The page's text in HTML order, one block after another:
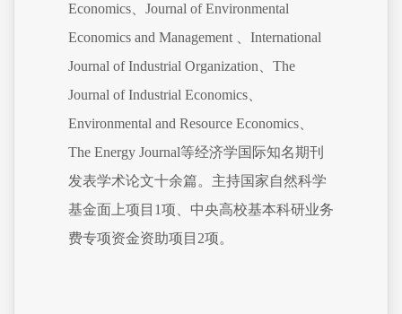
Economics、Journal of Environmental
Economics and Management 、International
Journal of Industrial Organization、The
Journal of Industrial Economics、
Environmental and Resource Economics、
The Energy Journal等经济学国际知名期刊
发表学术论文十余篇。主持国家自然科学
基金面上项目1项、中央高校基本科研业务
费专项资金资助项目2项。